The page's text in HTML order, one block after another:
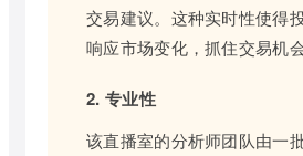
交易建议。这种实时性使得
响应市场变化，抓住交易机会
2. 专业性
该直播室的分析师团队由一